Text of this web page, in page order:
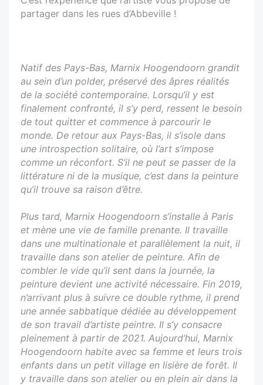
partager dans les rues d’Abbeville !
Natif des Pays-Bas, Marnix Hoogendoorn grandit
au sein d’un polder, préservé des âpres réalités
de la société contemporaine. Lorsqu’il y est
finalement confronté, il s’y perd, ressent le besoin
de tout quitter et commence à parcourir le
monde. De retour aux Pays-Bas, il s’isole dans
une introspection solitaire, où l’art s’impose
comme un réconfort. S’il ne peut se passer de la
littérature ni de la musique, c’est dans la peinture
qu’il trouve sa raison d’être.
Plus tard, Marnix Hoogendoorn s’installe à Paris
et mène une vie de famille prenante. Il travaille
dans une multinationale et parallèlement la nuit, il
travaille dans son atelier de peinture. Afin de
combler le vide qu’il sent dans la journée, la
peinture devient une activité nécessaire. Fin 2019,
n’arrivant plus à suivre ce double rythme, il prend
une année sabbatique dédiée au développement
de son travail d’artiste peintre. Il s’y consacre
pleinement à partir de 2021. Aujourd’hui, Marnix
Hoogendoorn habite avec sa femme et leurs trois
enfants dans un petit village en lisière de forêt. Il
y travaille dans son atelier ou en plein air dans la